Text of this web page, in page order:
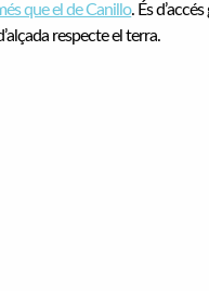
que el de Canillo. És
respecte el terra.